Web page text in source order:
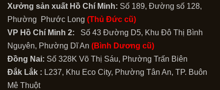
Xưởng sản xuất Hồ Chí Minh: Số 189, Đường số 128,
Phường Phước Long (Thủ Đức cũ)
VP Hồ Chí Minh 2: Số 43 Đường D5, Khu Đô Thị Bình
Nguyên, Phường Dĩ An (Bình Dương cũ)
Đồng Nai: Số 328K Võ Thị Sáu, Phường Trấn Biên
Đắk Lắk : L237, Khu Eco City, Phường Tân An, TP. Buôn
Mê Thuột